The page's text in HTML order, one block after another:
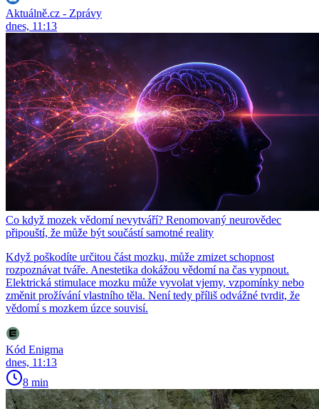
Aktuálně.cz - Zprávy
dnes, 11:13
Co když mozek vědomí nevytváří? Renomovaný neurovědec
připouští, že může být součástí samotné reality
Když poškodíte určitou část mozku, může zmizet schopnost
rozpoznávat tváře. Anestetika dokážou vědomí na čas vypnout.
Elektrická stimulace mozku může vyvolat vjemy, vzpomínky nebo
změnit prožívání vlastního těla. Není tedy příliš odvážné tvrdit, že
vědomí s mozkem úzce souvisí.
Kód Enigma
dnes, 11:13
8 min